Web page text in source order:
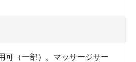
可（一部）、マッサージサー